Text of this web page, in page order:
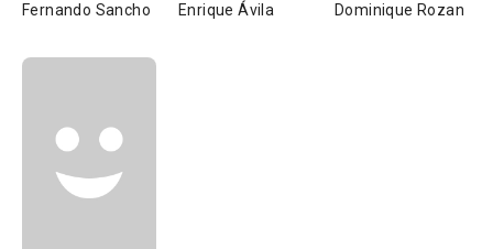
Fernando Sancho Enrique Ávila Dominique Rozan